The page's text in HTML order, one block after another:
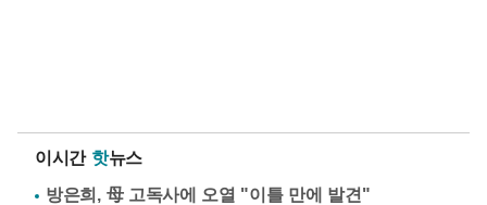
이시간 핫뉴스
방은희, 母 고독사에 오열 "이틀 만에 발견"